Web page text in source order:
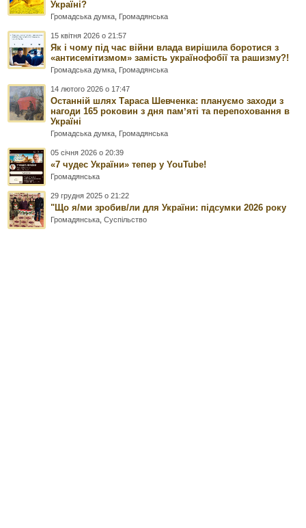
Україні?
Громадська думка Громадянська
15 квітня 2026 о 21:57
Як і чому під час війни влада вирішила боротися з
«антисемітизмом» замість українофобії та рашизму?!
Громадська думка Громадянська
14 лютого 2026 о 17:47
Останній шлях Тараса Шевченка: плануємо заходи з
нагоди 165 роковин з дня памʼяті та перепоховання в
Україні
Громадська думка Громадянська
05 січня 2026 о 20:39
«7 чудес України» тепер у YouTube!
Громадянська
29 грудня 2025 о 21:22
"Що я/ми зробив/ли для України: підсумки 2026 року
Громадянська ,Суспільство